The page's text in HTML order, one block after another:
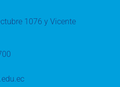
1076 y Vicente